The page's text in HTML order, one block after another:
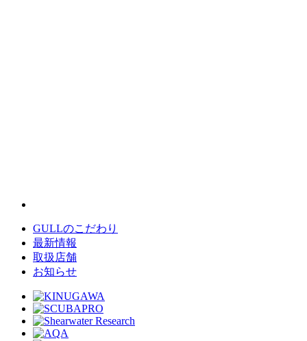
GULLのこだわり
最新情報
取扱店舗
お知らせ